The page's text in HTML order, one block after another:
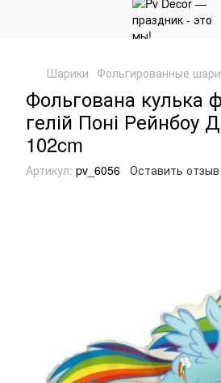
Шарики Фольгированные
Фольгована кулька
гелій Поні Рейнбоу
102cm
Артикул: pv_6056 Оставить отзыв